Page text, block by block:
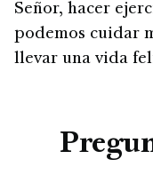
Señor, hacer
podemos cuidar
llevar una vida